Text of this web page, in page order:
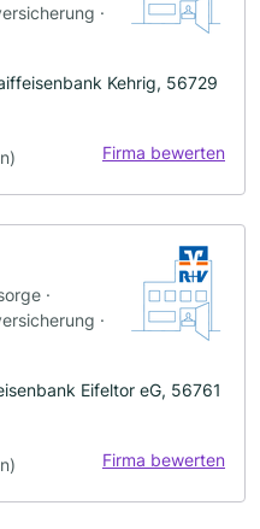
·
Kehrig, 56729
Firma bewerten
·
·
Eifeltor eG, 56761
Firma bewerten